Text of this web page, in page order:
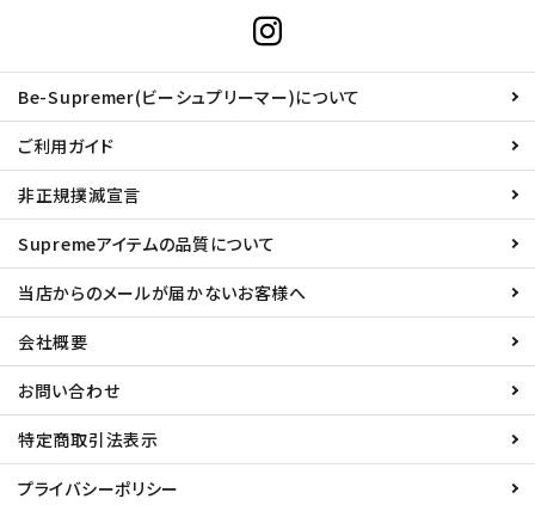
Be-Supremer(ビーシュプリーマー)について
ご利用ガイド
非正規撲滅宣言
Supremeアイテムの品質について
当店からのメールが届かないお客様へ
会社概要
お問い合わせ
特定商取引法表示
プライバシーポリシー